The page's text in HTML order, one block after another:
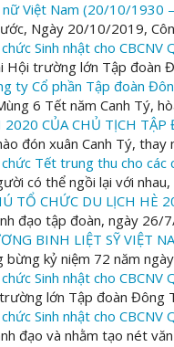
nữ Việt Nam (20/10/1930
Ngày 20/10/2019,
Sinh nhật cho CBCNV
trường lớn Tập đoàn
ty Cổ phần Tập đoàn
6 Tết năm Canh Tý,
CỦA CHỦ TỊCH
đón xuân Canh Tý,
Tết trung thu cho các
có thể ngồi lại với
TỔ CHỨC DU LỊCH HÈ
đạo tập đoàn, ngày 26/
BINH LIỆT SỸ VIỆT
bừng kỷ niệm 72 năm
Sinh nhật cho CBCNV
lớn Tập đoàn Đông
Sinh nhật cho CBCNV
đạo và nhằm tạo nét